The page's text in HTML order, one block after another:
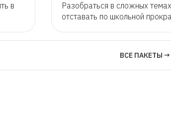
в
Разобраться в сложных
отставать по школьной
ВСЕ ПАКЕТЫ →